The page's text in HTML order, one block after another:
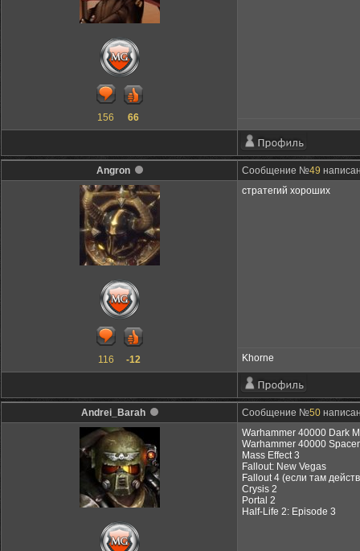
156 66
Angron Сообщение №49
116 -12
стратегий хороших
Khorne
Andrei_Barah Сообщение №50
Warhammer 40000 Dark
Warhammer 40000
Mass Effect 3
Fallout: New Vegas
Fallout 4 (если там
Crysis 2
Portal 2
Half-Life 2: Episode 3